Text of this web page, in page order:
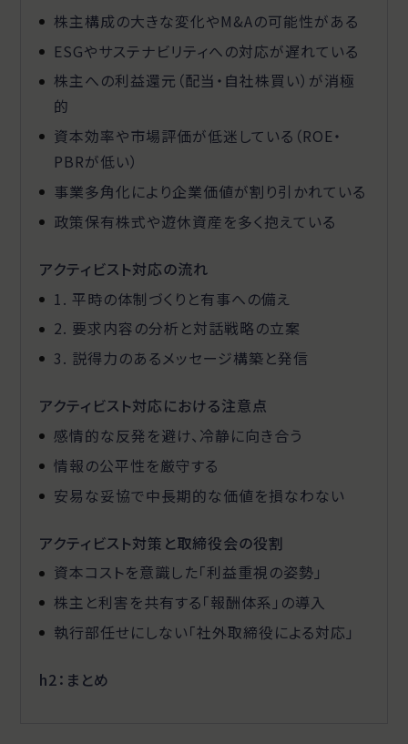
株主構成の大きな変化やM&Aの可能性がある
ESGやサステナビリティへの対応が遅れている
株主への利益還元（配当・自社株買い）が消極
的
資本効率や市場評価が低迷している（ROE・
PBRが低い）
事業多角化により企業価値が割り引かれている
政策保有株式や遊休資産を多く抱えている
アクティビスト対応の流れ
1. 平時の体制づくりと有事への備え
2. 要求内容の分析と対話戦略の立案
3. 説得力のあるメッセージ構築と発信
アクティビスト対応における注意点
感情的な反発を避け、冷静に向き合う
情報の公平性を厳守する
安易な妥協で中長期的な価値を損なわない
アクティビスト対策と取締役会の役割
資本コストを意識した「利益重視の姿勢」
株主と利害を共有する「報酬体系」の導入
執行部任せにしない「社外取締役による対応」
h2：まとめ